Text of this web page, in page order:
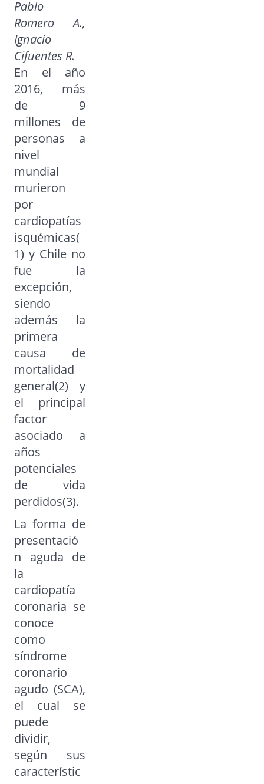
Pablo
Romero A.,
Ignacio
Cifuentes R.
En el año
2016, más
de 9
millones de
personas a
nivel
mundial
murieron
por
cardiopatías
isquémicas(
1) y Chile no
fue la
excepción,
siendo
además la
primera
causa de
mortalidad
general(2) y
el principal
factor
asociado a
años
potenciales
de vida
perdidos(3).
La forma de
presentació
n aguda de
la
cardiopatía
coronaria se
conoce
como
síndrome
coronario
agudo (SCA),
el cual se
puede
dividir,
según sus
característic